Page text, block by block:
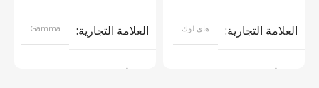
العلامة التجارية هاي لوك
موديل
العلامة التجارية Gamma
موديل